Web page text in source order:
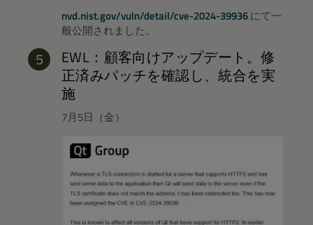
nvd.nist.gov/vuln/detail/cve-2024-39936にて一
般公開されました。
EWL：顧客向けアップデート。修
正済みパッチを確認し、統合を実
施
7月5日（金）